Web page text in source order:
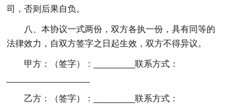
司，否则后果自负。
八、本协议一式两份，双方各执一份，具有同等的
法律效力，自双方签字之日起生效，双方不得异议。
甲方：（签字）：_________联系方式：
乙方：（签字）：_________联系方式：